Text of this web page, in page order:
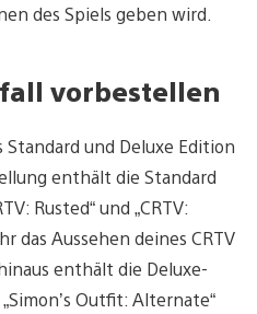
des Spiels geben wird.
vorbestellen
und Deluxe Edition
enthält die Standard
Rusted“ und „CRTV:
das Aussehen deines CRTV
enthält die Deluxe-
Outfit: Alternate“